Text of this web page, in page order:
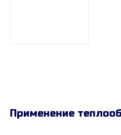
Применение